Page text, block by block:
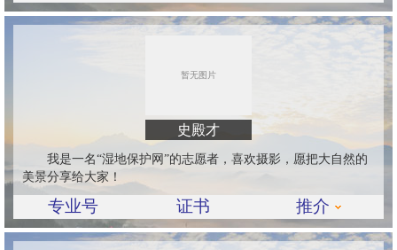
史殿才
我是一名“湿地保护网”的志愿者，喜欢摄影，愿把大自然的
美景分享给大家！
专业号 证书 推介